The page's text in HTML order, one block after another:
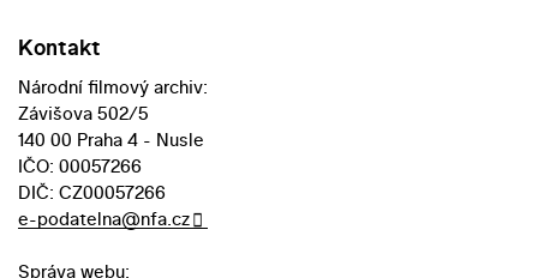
Kontakt
Národní filmový archiv:
Závišova 502/5
140 00 Praha 4 - Nusle
IČO: 00057266
DIČ: CZ00057266
e-podatelna@nfa.cz
Správa webu: